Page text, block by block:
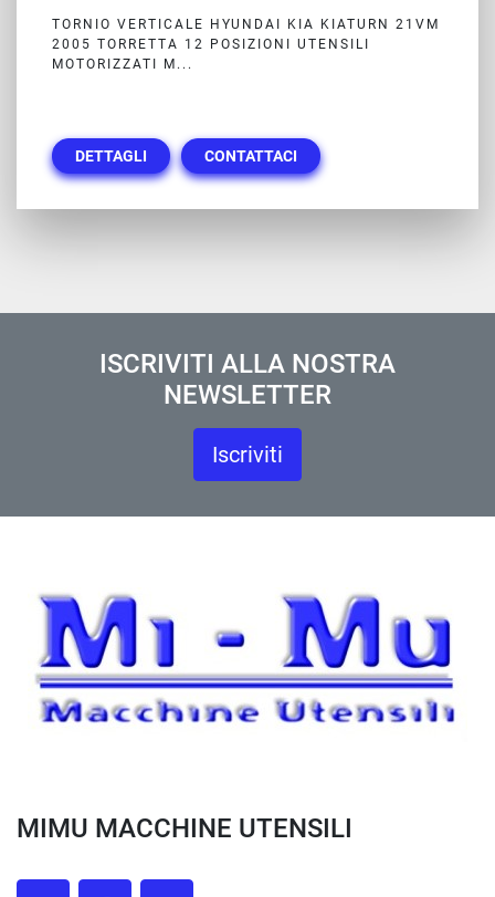
TORNIO VERTICALE HYUNDAI KIA KIATURN 21VM
2005 TORRETTA 12 POSIZIONI UTENSILI
MOTORIZZATI M...
DETTAGLI CONTATTACI
ISCRIVITI ALLA NOSTRA
NEWSLETTER
Iscriviti
MIMU MACCHINE UTENSILI